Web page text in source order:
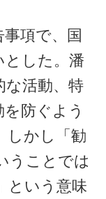
項で、国
とした。潘
な活動、特
防ぐよう
しかし「勧
うことでは
という意味